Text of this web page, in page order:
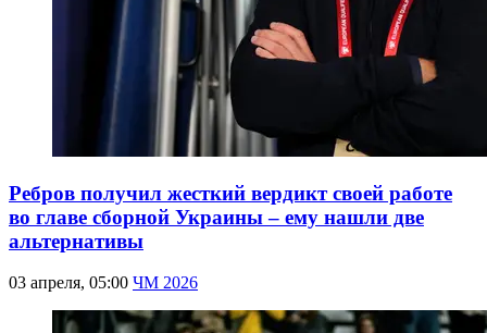
Ребров получил жесткий вердикт своей работе
во главе сборной Украины – ему нашли две
альтернативы
03 апреля, 05:00 ЧМ 2026